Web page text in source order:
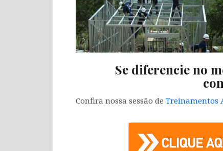
Se diferencie no
Confira nossa sessão de Treinamentos